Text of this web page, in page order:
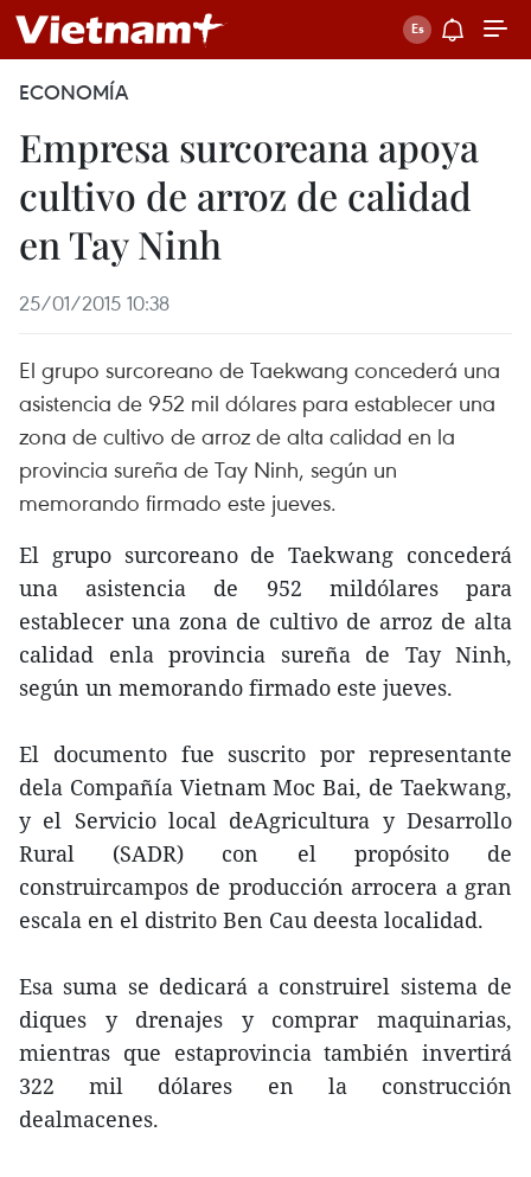
ECONOMÍA
Empresa surcoreana apoya
cultivo de arroz de calidad
en Tay Ninh
25/01/2015 10:38
El grupo surcoreano de Taekwang concederá una
asistencia de 952 mil dólares para establecer una
zona de cultivo de arroz de alta calidad en la
provincia sureña de Tay Ninh, según un
memorando firmado este jueves.
El grupo surcoreano de Taekwang concederá
una asistencia de 952 mildólares para
establecer una zona de cultivo de arroz de alta
calidad enla provincia sureña de Tay Ninh,
según un memorando firmado este jueves.
El documento fue suscrito por representante
dela Compañía Vietnam Moc Bai, de Taekwang,
y el Servicio local deAgricultura y Desarrollo
Rural (SADR) con el propósito de
construircampos de producción arrocera a gran
escala en el distrito Ben Cau deesta localidad.
Esa suma se dedicará a construirel sistema de
diques y drenajes y comprar maquinarias,
mientras que estaprovincia también invertirá
322 mil dólares en la construcción
dealmacenes.